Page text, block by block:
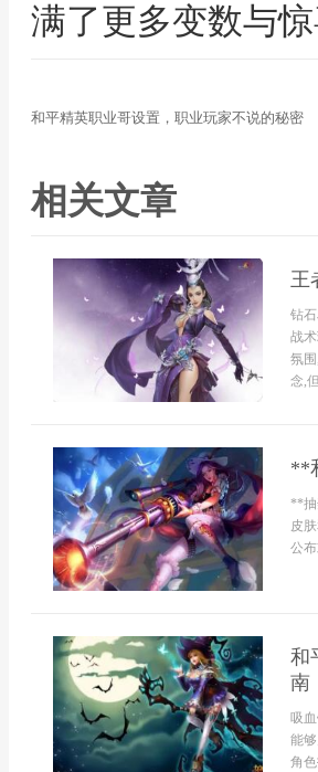
满了更多变数与惊
和平精英职业哥设置，职业玩家不说的秘密
相关文章
王
钻
战
氛
念,
**
**抽
皮
公
和
南
吸
能
角